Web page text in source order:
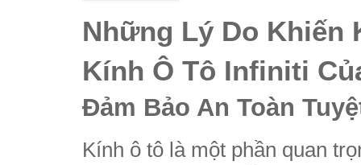
Những Lý Do Khiến
Kính Ô Tô Infiniti
Đảm Bảo An Toàn
Kính ô tô là một phần quan